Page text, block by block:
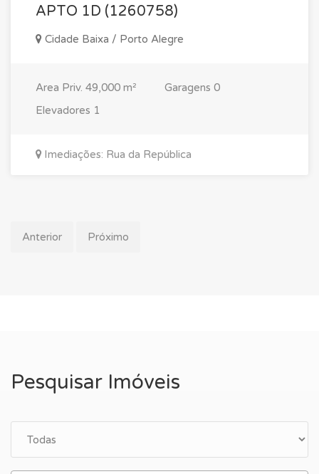
APTO 1D (1260758)
Cidade Baixa / Porto Alegre
Area Priv. 49,000 m² Garagens 0
Elevadores 1
Imediações: Rua da República
Anterior Próximo
Pesquisar Imóveis